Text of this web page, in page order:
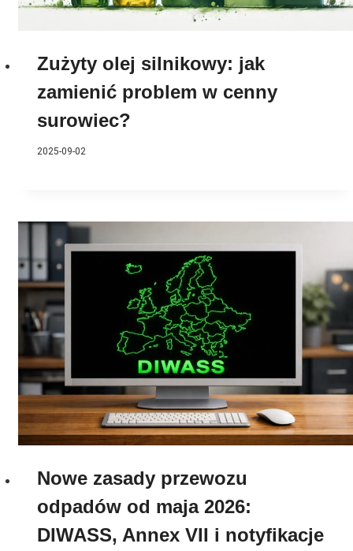
Zużyty olej silnikowy: jak
zamienić problem w cenny
surowiec?
2025-09-02
Nowe zasady przewozu
odpadów od maja 2026:
DIWASS, Annex VII i notyfikacje